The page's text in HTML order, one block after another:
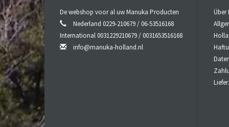
#
De webshop voor al uw Manuka Producten
Nederland 0229-210679 / 06-53516168
International 0031229210679 / 0031653516168
info@manuka-holland.nl
Über